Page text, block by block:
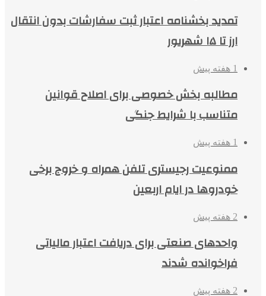
تمدید بخشنامه اعتبار ثبت سفارشات بدون انتقال
ارز تا ۱۵ شهریور
1 هفته پیش
مطالبه بخش خصوصی برای اصلاح قوانین
متناسب با شرایط جنگی
1 هفته پیش
ممنوعیت رجیستری تلفن همراه و خروج برخی
خودروها در ایام اربعین
2 هفته پیش
واحدهای صنعتی برای دریافت اعتبار مالیاتی
فراخوانده شدند
2 هفته پیش